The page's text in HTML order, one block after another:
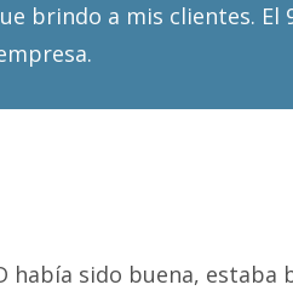
brindo a mis clientes. El
había sido buena, estaba